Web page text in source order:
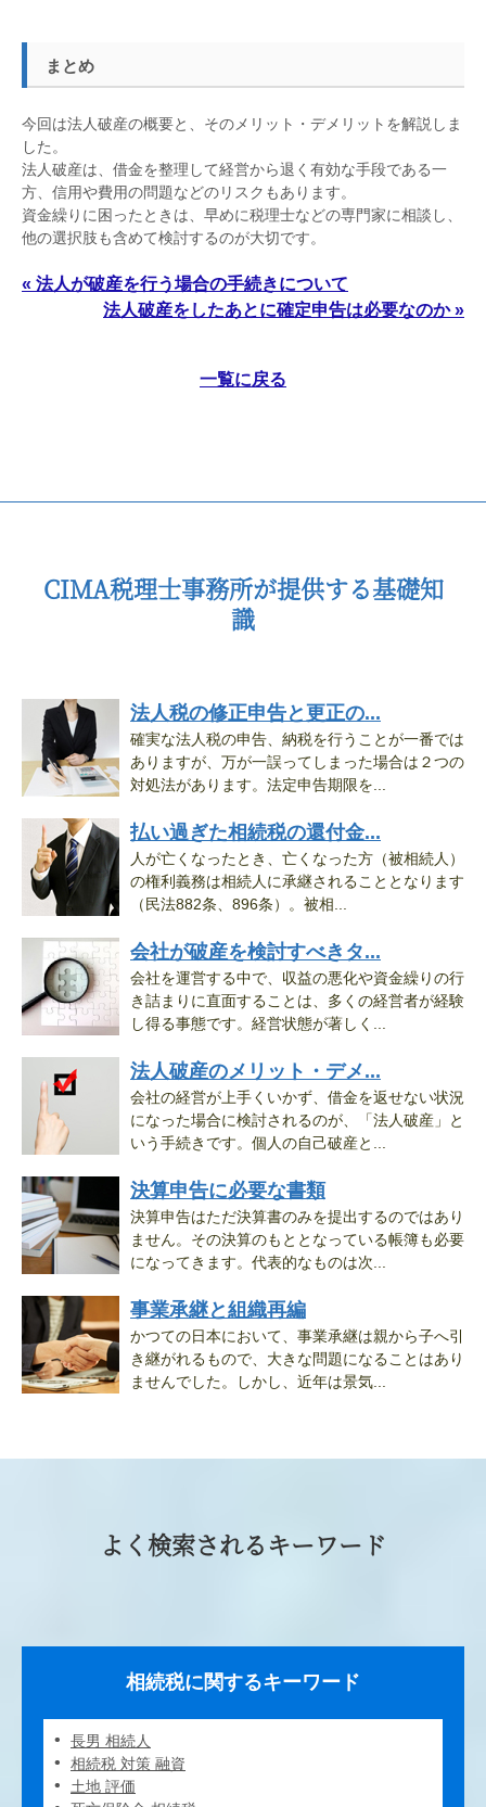
まとめ
今回は法人破産の概要と、そのメリット・デメリットを解説しま
した。
法人破産は、借金を整理して経営から退く有効な手段である一
方、信用や費用の問題などのリスクもあります。
資金繰りに困ったときは、早めに税理士などの専門家に相談し、
他の選択肢も含めて検討するのが大切です。
« 法人が破産を行う場合の手続きについて
法人破産をしたあとに確定申告は必要なのか »
一覧に戻る
CIMA税理士事務所が提供する基礎知
識
法人税の修正申告と更正の...
確実な法人税の申告、納税を行うことが一番では
ありますが、万が一誤ってしまった場合は２つの
対処法があります。法定申告期限を...
払い過ぎた相続税の還付金...
人が亡くなったとき、亡くなった方（被相続人）
の権利義務は相続人に承継されることとなります
（民法882条、896条）。被相...
会社が破産を検討すべきタ...
会社を運営する中で、収益の悪化や資金繰りの行
き詰まりに直面することは、多くの経営者が経験
し得る事態です。経営状態が著しく...
法人破産のメリット・デメ...
会社の経営が上手くいかず、借金を返せない状況
になった場合に検討されるのが、「法人破産」と
いう手続きです。個人の自己破産と...
決算申告に必要な書類
決算申告はただ決算書のみを提出するのではあり
ません。その決算のもととなっている帳簿も必要
になってきます。代表的なものは次...
事業承継と組織再編
かつての日本において、事業承継は親から子へ引
き継がれるもので、大きな問題になることはあり
ませんでした。しかし、近年は景気...
よく検索されるキーワード
相続税に関するキーワード
長男 相続人
相続税 対策 融資
土地 評価